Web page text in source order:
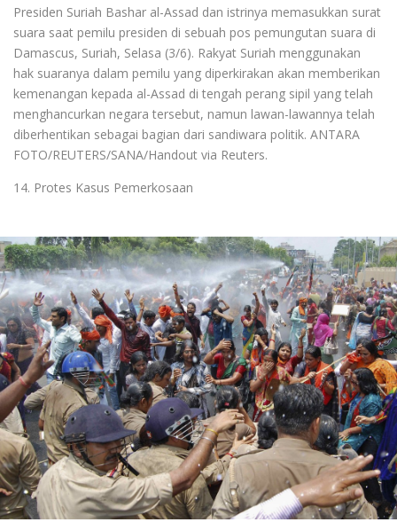
Presiden Suriah Bashar al-Assad dan istrinya memasukkan surat
suara saat pemilu presiden di sebuah pos pemungutan suara di
Damascus, Suriah, Selasa (3/6). Rakyat Suriah menggunakan
hak suaranya dalam pemilu yang diperkirakan akan memberikan
kemenangan kepada al-Assad di tengah perang sipil yang telah
menghancurkan negara tersebut, namun lawan-lawannya telah
diberhentikan sebagai bagian dari sandiwara politik. ANTARA
FOTO/REUTERS/SANA/Handout via Reuters.
14. Protes Kasus Pemerkosaan